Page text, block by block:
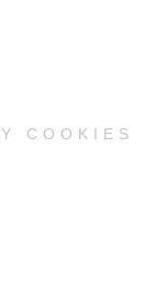
COOKIES